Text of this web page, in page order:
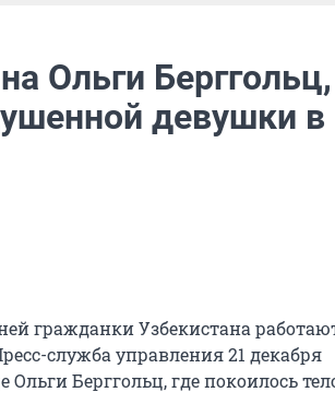
Ольги
девушки в
гражданки Узбекистана
служба управления 21 декабря
Берггольц, где покоилось